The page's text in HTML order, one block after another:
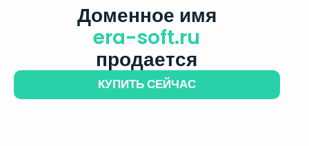
Доменное имя
era-soft.ru
продается
КУПИТЬ СЕЙЧАС